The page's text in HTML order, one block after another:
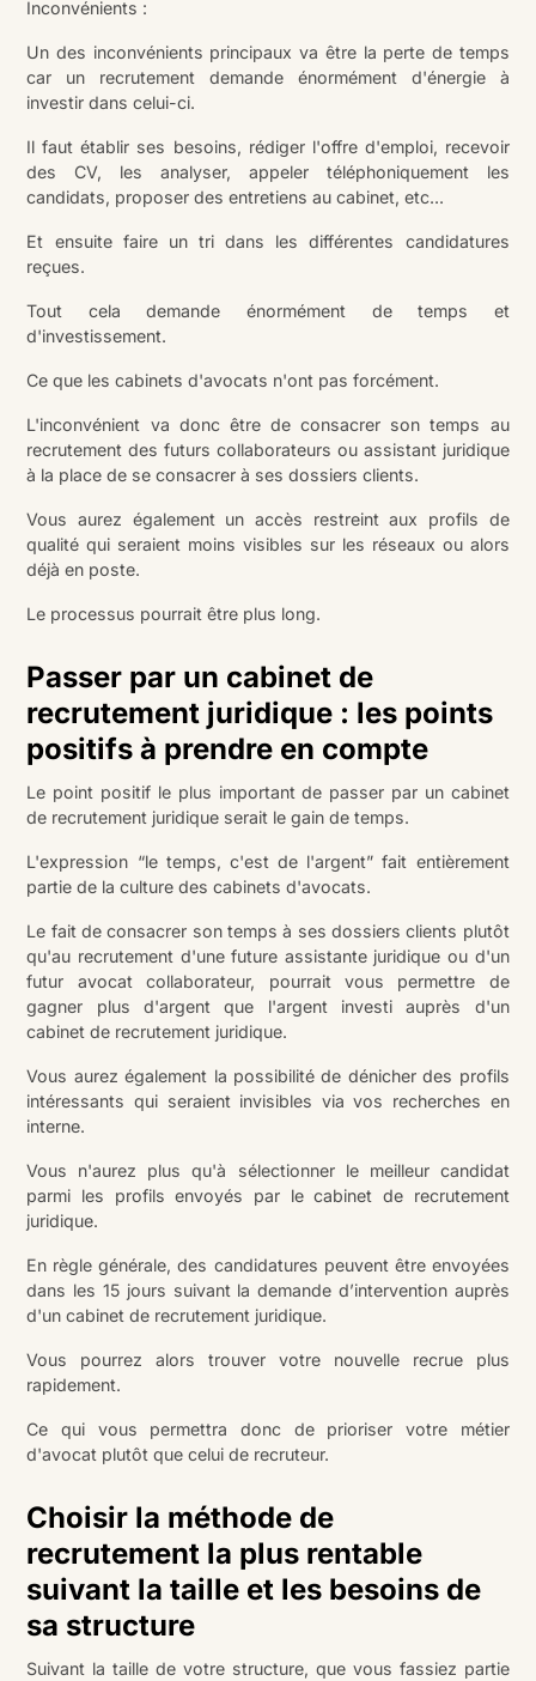
Inconvénients :
Un des inconvénients principaux va être la perte de temps
car un recrutement demande énormément d'énergie à
investir dans celui-ci.
Il faut établir ses besoins, rédiger l'offre d'emploi, recevoir
des CV, les analyser, appeler téléphoniquement les
candidats, proposer des entretiens au cabinet, etc...
Et ensuite faire un tri dans les différentes candidatures
reçues.
Tout cela demande énormément de temps et
d'investissement.
Ce que les cabinets d'avocats n'ont pas forcément.
L'inconvénient va donc être de consacrer son temps au
recrutement des futurs collaborateurs ou assistant juridique
à la place de se consacrer à ses dossiers clients.
Vous aurez également un accès restreint aux profils de
qualité qui seraient moins visibles sur les réseaux ou alors
déjà en poste.
Le processus pourrait être plus long.
Passer par un cabinet de
recrutement juridique : les points
positifs à prendre en compte
Le point positif le plus important de passer par un cabinet
de recrutement juridique serait le gain de temps.
L'expression “le temps, c'est de l'argent” fait entièrement
partie de la culture des cabinets d'avocats.
Le fait de consacrer son temps à ses dossiers clients plutôt
qu'au recrutement d'une future assistante juridique ou d'un
futur avocat collaborateur, pourrait vous permettre de
gagner plus d'argent que l'argent investi auprès d'un
cabinet de recrutement juridique.
Vous aurez également la possibilité de dénicher des profils
intéressants qui seraient invisibles via vos recherches en
interne.
Vous n'aurez plus qu'à sélectionner le meilleur candidat
parmi les profils envoyés par le cabinet de recrutement
juridique.
En règle générale, des candidatures peuvent être envoyées
dans les 15 jours suivant la demande d’intervention auprès
d'un cabinet de recrutement juridique.
Vous pourrez alors trouver votre nouvelle recrue plus
rapidement.
Ce qui vous permettra donc de prioriser votre métier
d'avocat plutôt que celui de recruteur.
Choisir la méthode de
recrutement la plus rentable
suivant la taille et les besoins de
sa structure
Suivant la taille de votre structure, que vous fassiez partie